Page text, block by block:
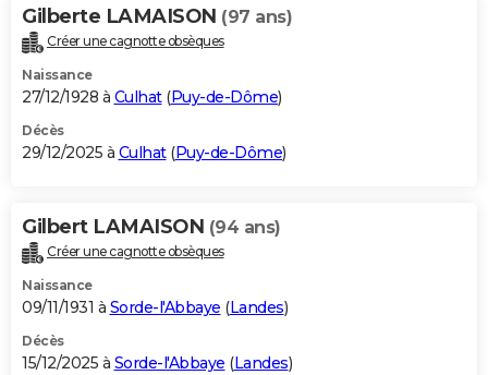
Gilberte LAMAISON (97 ans)
Créer une cagnotte obsèques
Naissance
27/12/1928 à Culhat(Puy-de-Dôme)
Décès
29/12/2025 à Culhat(Puy-de-Dôme)
Gilbert LAMAISON (94 ans)
Créer une cagnotte obsèques
Naissance
09/11/1931 à Sorde-l'Abbaye (Landes)
Décès
15/12/2025 à Sorde-l'Abbaye (Landes)